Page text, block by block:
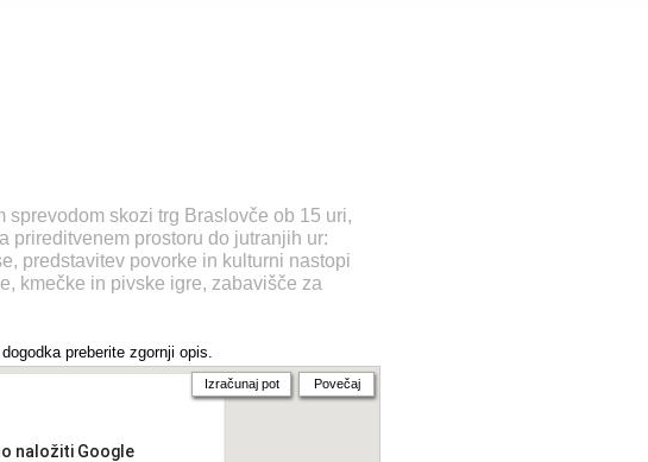
skozi trg Braslovče ob 15 uri,
prireditvenem prostoru do jutranjih ur:
predstavitev povorke in kulturni nastopi
kmečke in pivske igre, zabavišče za
preberite zgornji opis.
naložiti Google
Izračunaj pot Povečaj